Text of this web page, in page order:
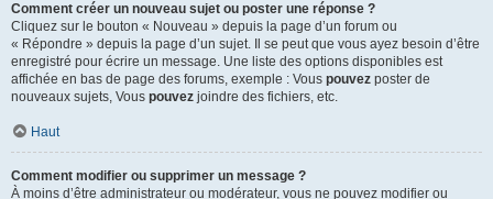
Comment créer un nouveau sujet ou poster une réponse ?
Cliquez sur le bouton « Nouveau » depuis la page d’un forum ou
« Répondre » depuis la page d’un sujet. Il se peut que vous ayez besoin d’être
enregistré pour écrire un message. Une liste des options disponibles est
affichée en bas de page des forums, exemple : Vous pouvez poster de
nouveaux sujets, Vous pouvez joindre des fichiers, etc.
Haut
Comment modifier ou supprimer un message ?
À moins d’être administrateur ou modérateur, vous ne pouvez modifier ou